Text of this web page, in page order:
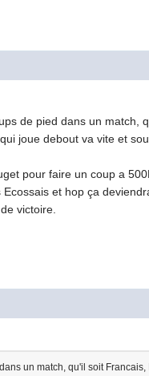
de pied dans un match,
joue debout va vite et
pour faire un coup a
et hop ça
victoire.
un match, qu'il soit